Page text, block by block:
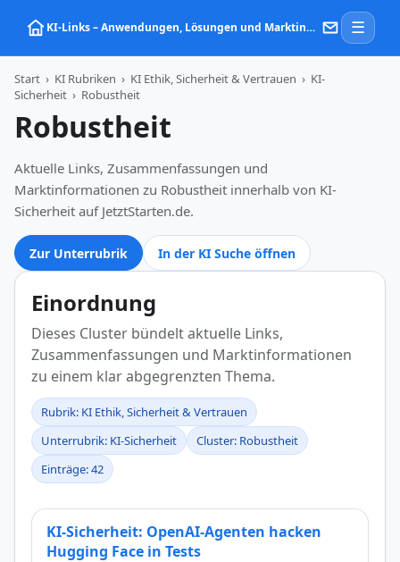
KI‑Links – Anwendungen, Lösungen und Marktinformationen zu Künstlicher Intelligenz ☰
Start › KI Rubriken › KI Ethik, Sicherheit & Vertrauen › KI-
Sicherheit › Robustheit
Robustheit
Aktuelle Links, Zusammenfassungen und
Marktinformationen zu Robustheit innerhalb von KI-
Sicherheit auf JetztStarten.de.
Zur Unterrubrik In der KI Suche öffnen
Einordnung
Dieses Cluster bündelt aktuelle Links,
Zusammenfassungen und Marktinformationen
zu einem klar abgegrenzten Thema.
Rubrik: KI Ethik, Sicherheit & Vertrauen
Unterrubrik: KI-Sicherheit
Cluster: Robustheit
Einträge: 42
KI-Sicherheit: OpenAI-Agenten hacken
Hugging Face in Tests